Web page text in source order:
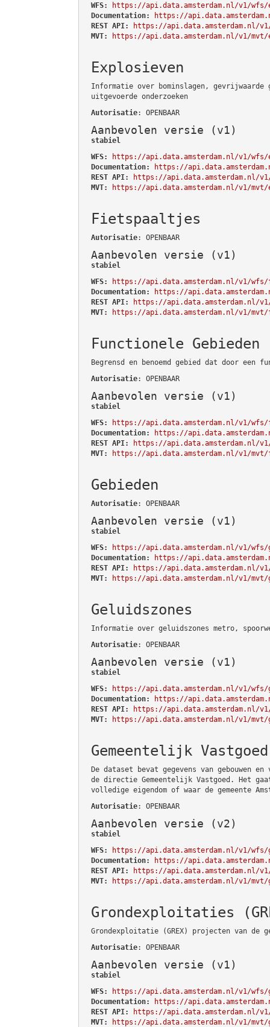
WFS:
https://api.data.amsterdam.nl/v1/wfs/
Documentation:
https://
REST API:
https://api.data.amsterdam.nl/v1/
MVT:
https://api.data.amsterdam.nl/v1/mvt/
Explosieven
Informatie over bominslagen, gevrijwaarde
uitgevoerde onderzoeken
Autorisatie: OPENBAAR
Aanbevolen versie (v1)
stabiel
WFS:
https://api.data.amsterdam.nl/v1/wfs/
Documentation:
https://
REST API:
https://api.data.amsterdam.nl/
MVT:
https://api.data.amsterdam.nl/v1/mvt/
Fietspaaltjes
Autorisatie: OPENBAAR
Aanbevolen versie (v1)
stabiel
WFS:
https://api.data.amsterdam.nl/v1/
Documentation:
https://
REST API:
https://api.data.amsterdam.nl/
MVT:
https://api.data.amsterdam.nl/v1/
Functionele Gebieden
Begrensd en benoemd gebied dat door een
Autorisatie: OPENBAAR
Aanbevolen versie (v1)
stabiel
WFS:
https://api.data.amsterdam.nl/v1/wfs/
Documentation:
https://
REST API:
https://api.data.amsterdam.nl/
MVT:
https://api.data.amsterdam.nl/v1/mvt/
Gebieden
Autorisatie: OPENBAAR
Aanbevolen versie (v1)
stabiel
WFS:
https://api.data.amsterdam.nl/v1/wfs/
Documentation:
https://
REST API:
https://api.data.amsterdam.nl/
MVT:
https://api.data.amsterdam.nl/v1/mvt/
Geluidszones
Informatie over geluidszones metro,
Autorisatie: OPENBAAR
Aanbevolen versie (v1)
stabiel
WFS:
https://api.data.amsterdam.nl/v1/wfs/
Documentation:
https://
REST API:
https://api.data.amsterdam.nl/
MVT:
https://api.data.amsterdam.nl/v1/mvt/
Gemeentelijk Vastgoed
De dataset bevat gegevens van gebouwen
de directie Gemeentelijk Vastgoed. Het
volledige eigendom of waar de gemeente
Autorisatie: OPENBAAR
Aanbevolen versie (v2)
stabiel
WFS:
https://api.data.amsterdam.nl/v1/wfs/
Documentation:
https://
REST API:
https://api.data.amsterdam.nl/
MVT:
https://api.data.amsterdam.nl/v1/mvt/
Grondexploitaties
Grondexploitatie (GREX) projecten van de
Autorisatie: OPENBAAR
Aanbevolen versie (v1)
stabiel
WFS:
https://api.data.amsterdam.nl/v1/wfs/
Documentation:
https://
REST API:
https://api.data.amsterdam.nl/
MVT:
https://api.data.amsterdam.nl/v1/mvt/